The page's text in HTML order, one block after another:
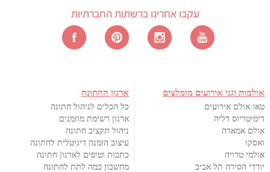
עקבו אחרינו ברשתות החברתיות
אולמות וגני אירועים מומלצים
טאו אולם אירועים
דימיטריוס דליה
אולם אמארה
ואסקו
אולמי טרויה
יורדי הסירה תל אביב
ארגון החתונה
כל הכלים לניהול חתונה
ארגון רשימת מוזמנים
ניהול תקציב חתונה
עיצוב הזמנה דיגיטלית לחתונה
כתבות וטיפים לארגון חתונה
מחשבון כמה לתת לחתונה